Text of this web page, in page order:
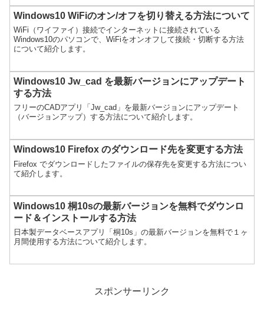
Windows10 WiFiのオン/オフを切り替える方法について
WiFi（ワイファイ）接続でインターネットに接続されている
Windows10のパソコンで、WiFiをオンオフして接続・切断する方法
について紹介します。
Windows10 Jw_cad を最新バージョンにアップデート
する方法
フリーのCADアプリ「Jw_cad」を最新バージョンにアップデート
（バージョンアップ）する方法について紹介します。
Windows10 Firefox のダウンロード先を変更する方法
Firefox でダウンロードしたファイルの保存先を変更する方法につい
て紹介します。
Windows10 桐10sの最新バージョンを無料でダウンロ
ード＆インストールする方法
日本製データベースアプリ「桐10s」の最新バージョンを無料で１ヶ
月間使用する方法について紹介します。
スポンサーリンク